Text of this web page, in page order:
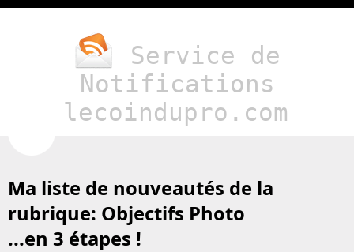
Service de
Notifications
lecoindupro.com
Ma liste de nouveautés de la
rubrique: Objectifs Photo
...en 3 étapes !